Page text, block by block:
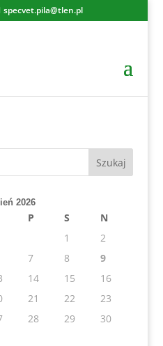
specvet.pila@tlen.pl
2026
P S
N
1
2
7 8
9
14 15
16
21 22
23
28 29
30